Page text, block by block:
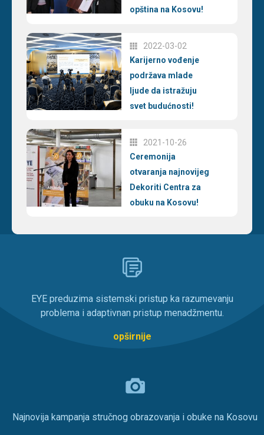
opština na Kosovu!
2022-03-02
Karijerno vođenje
podržava mlade
ljude da istražuju
svet budućnosti!
2021-10-26
Ceremonija
otvaranja najnovijeg
Dekoriti Centra za
obuku na Kosovu!
EYE preduzima sistemski pristup ka razumevanju
problema i adaptivnan pristup menadžmentu.
opširnije
Najnovija kampanja stručnog obrazovanja i obuke na Kosovu